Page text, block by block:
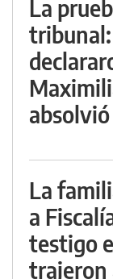
La
tribunal:
absolvió
La
a
testigo
trajeron